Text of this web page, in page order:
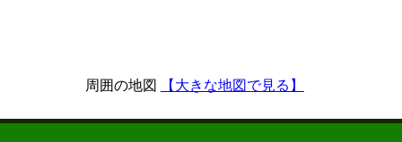
周囲の地図 【大きな地図で見る】